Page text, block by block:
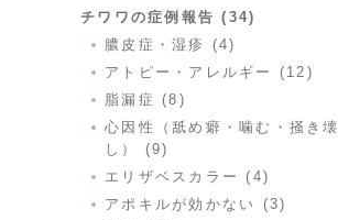
チワワの症例報告 (34)
膿皮症・湿疹 (4)
アトピー・アレルギー (12)
脂漏症 (8)
心因性（舐め癖・噛む・掻き壊
し） (9)
エリザベスカラー (4)
アポキルが効かない (3)